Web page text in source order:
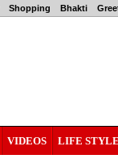
Shopping Bhakti
VIDEOS LIFE STYLE